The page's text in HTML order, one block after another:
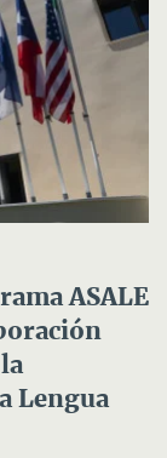
ASALE
Lengua